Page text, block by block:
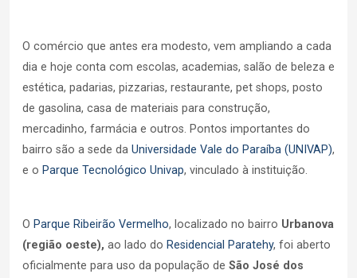
O comércio que antes era modesto, vem ampliando a cada
dia e hoje conta com escolas, academias, salão de beleza e
estética, padarias, pizzarias, restaurante, pet shops, posto
de gasolina, casa de materiais para construção,
mercadinho, farmácia e outros. Pontos importantes do
bairro são a sede da Universidade Vale do Paraíba (UNIVAP),
e o Parque Tecnológico Univap, vinculado à instituição.
O Parque Ribeirão Vermelho, localizado no bairro Urbanova
(região oeste), ao lado do Residencial Paratehy, foi aberto
oficialmente para uso da população de São José dos